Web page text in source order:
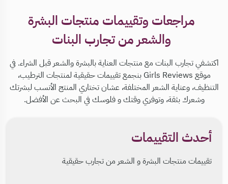
مراجعات وتقييمات منتجات البشرة
والشعر من تجارب البنات
اكتشفي تجارب البنات مع منتجات العناية بالبشرة والشعر قبل الشراء. في
موقع Girls Reviews بنجمع تقييمات حقيقية لمنتجات الترطيب،
التنظيف، وعناية الشعر المختلفة، عشان تختاري المنتج الأنسب لبشرتك
وشعرك بثقة، وتوفري وقتك و فلوسك في البحث عن الأفضل.
أحدث التقييمات
تقييمات منتجات البشرة و الشعر من تجارب حقيقية